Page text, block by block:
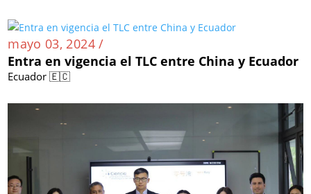
mayo 03, 2024 /
Entra en vigencia el TLC entre China y Ecuador
Ecuador 🇪🇨